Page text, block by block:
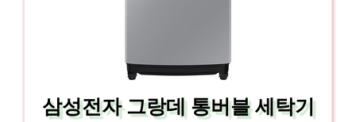
삼성전자 그랑데 통버블 세탁기